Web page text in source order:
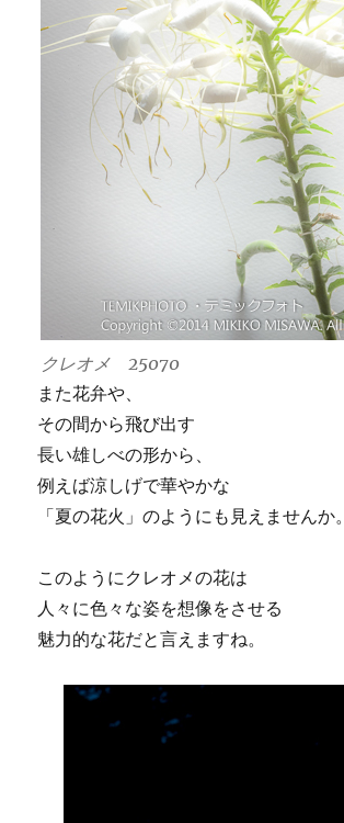
クレオメ 25070
また花弁や、
その間から飛び出す
長い雄しべの形から、
例えば涼しげで華やかな
「夏の花火」のようにも見えませんか。
このようにクレオメの花は
人々に色々な姿を想像をさせる
魅力的な花だと言えますね。